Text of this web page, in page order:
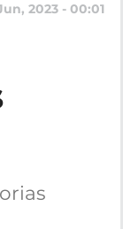
2023 - 00:01